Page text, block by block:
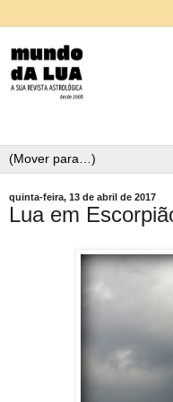
quinta-feira, 13 de abril de 2017
Lua em